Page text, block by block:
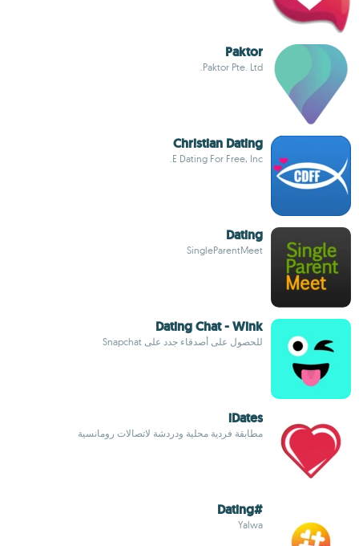
Paktor
Paktor Pte. Ltd.
Christian Dating
E Dating For Free, Inc.
Dating
SingleParentMeet
Dating Chat - Wink
للحصول على أصدقاء جدد على Snapchat
iDates
مطابقة فردية محلية ودردشة لاتصالات رومانسية
#Dating
Yalwa